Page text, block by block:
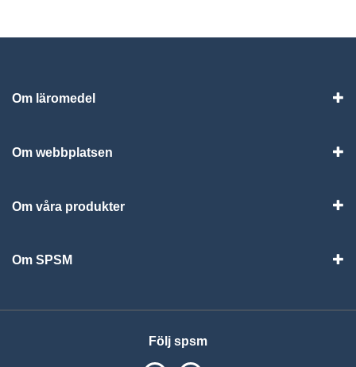
Om läromedel
Om webbplatsen
Om våra produkter
Om SPSM
Följ spsm